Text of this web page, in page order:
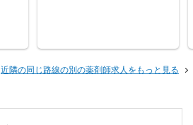
近隣の同じ路線の別の薬剤師求人をもっと見る